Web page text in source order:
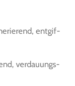
ent­gif­
ver­dau­ungs­